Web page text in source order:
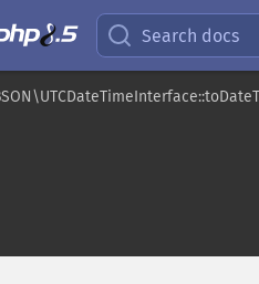
Search docs